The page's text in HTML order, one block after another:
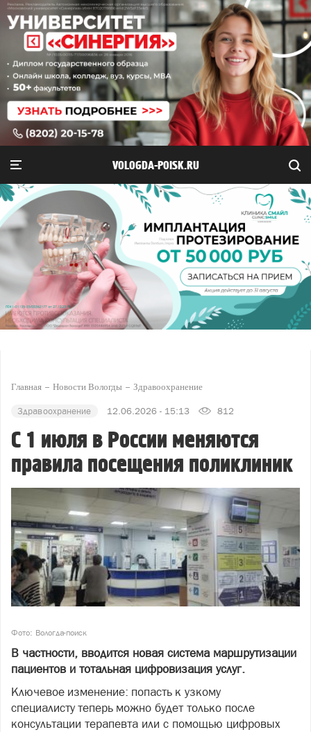
VOLOGDA-POISK.RU
Главная Новости Вологды Здравоохранение
Здравоохранение 12.06.2026 - 15:13 812
С 1 июля в России меняются
правила посещения поликлиник
Фото: Вологда-поиск
В частности, вводится новая система маршрутизации
пациентов и тотальная цифровизация услуг.
Ключевое изменение: попасть к узкому
специалисту теперь можно будет только после
консультации терапевта или с помощью цифровых